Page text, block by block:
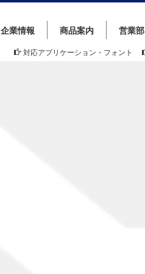
企業情報 商品案内 営業部
対応アプリケーション・フォント